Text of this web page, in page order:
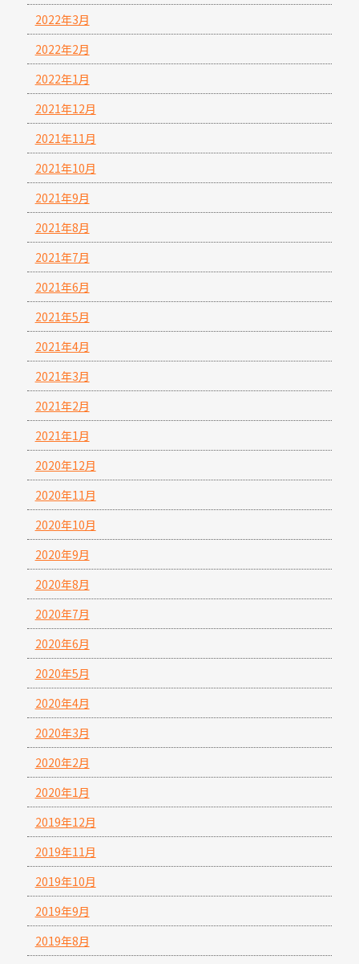
2022年3月
2022年2月
2022年1月
2021年12月
2021年11月
2021年10月
2021年9月
2021年8月
2021年7月
2021年6月
2021年5月
2021年4月
2021年3月
2021年2月
2021年1月
2020年12月
2020年11月
2020年10月
2020年9月
2020年8月
2020年7月
2020年6月
2020年5月
2020年4月
2020年3月
2020年2月
2020年1月
2019年12月
2019年11月
2019年10月
2019年9月
2019年8月